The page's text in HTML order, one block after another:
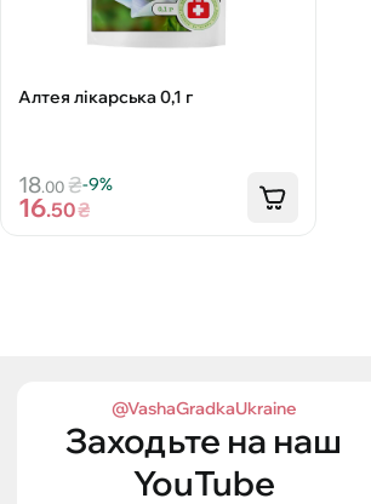
Алтея лікарська 0,1 г
18.00 ₴-9%
16.50₴
@VashaGradkaUkraine
Заходьте на наш
YouTube